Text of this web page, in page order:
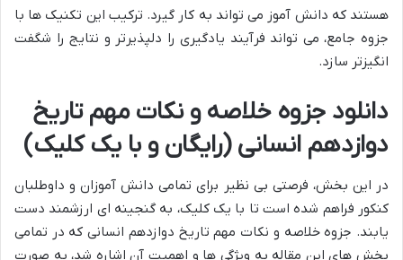
هستند که دانش آموز می تواند به کار گیرد. ترکیب این تکنیک ها با
جزوه جامع، می تواند فرآیند یادگیری را دلپذیرتر و نتایج را شگفت
انگیزتر سازد.
دانلود جزوه خلاصه و نکات مهم تاریخ
دوازدهم انسانی (رایگان و با یک کلیک)
در این بخش، فرصتی بی نظیر برای تمامی دانش آموزان و داوطلبان
کنکور فراهم شده است تا با یک کلیک، به گنجینه ای ارزشمند دست
یابند. جزوه خلاصه و نکات مهم تاریخ دوازدهم انسانی که در تمامی
بخش های این مقاله به ویژگی ها و اهمیت آن اشاره شد، به صورت